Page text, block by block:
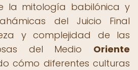
la mitología babilónica y
del Juicio Final
y complejidad de las
del Medio Oriente
cómo diferentes culturas